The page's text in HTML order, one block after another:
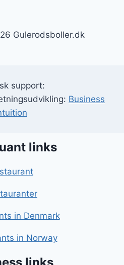
Gulerodsboller.dk
support:
Business
links
in Denmark
in Norway